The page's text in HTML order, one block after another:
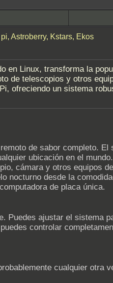
Astroberry, Kstars, Ekos
en Linux, transforma la
de telescopios y otros
ofreciendo un sistema
de sabor completo.
ubicación en el
cámara y otros equipos
nocturno desde la
de placa única.
Puedes ajustar el sistema
controlar
cualquier otra